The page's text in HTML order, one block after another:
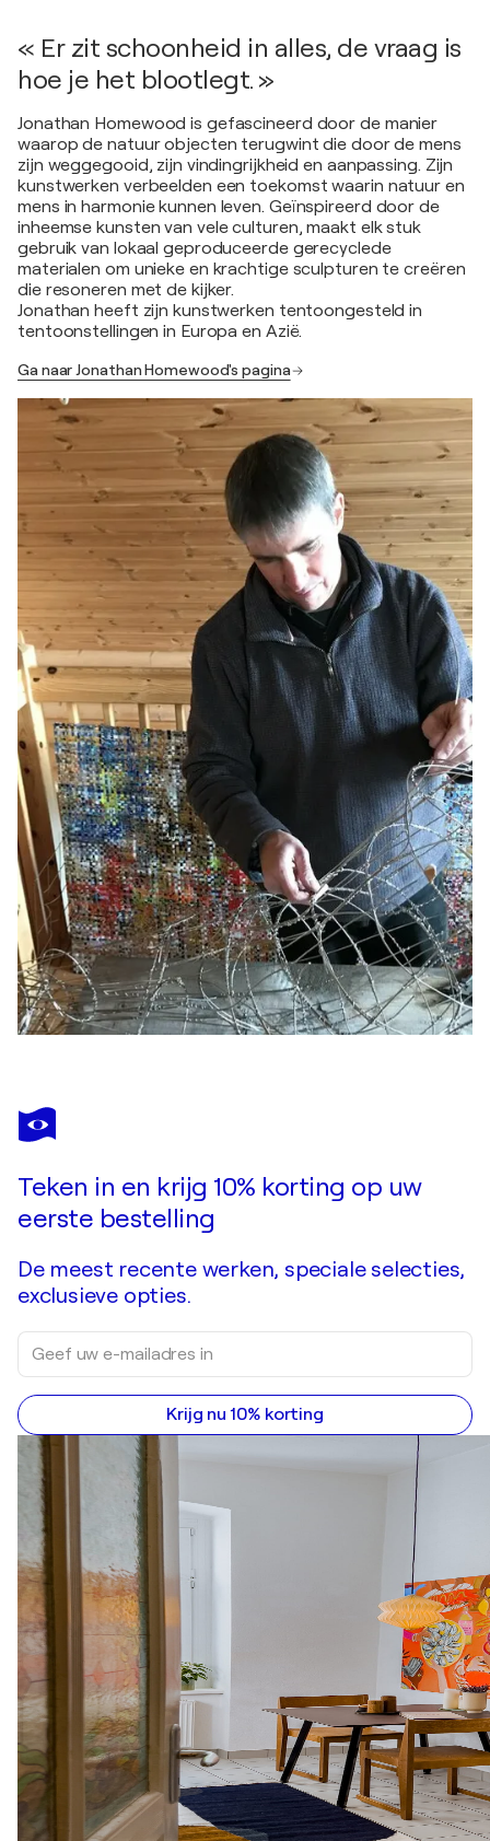
« Er zit schoonheid in alles, de vraag is
hoe je het blootlegt. »
Jonathan Homewood is gefascineerd door de manier
waarop de natuur objecten terugwint die door de mens
zijn weggegooid, zijn vindingrijkheid en aanpassing. Zijn
kunstwerken verbeelden een toekomst waarin natuur en
mens in harmonie kunnen leven. Geïnspireerd door de
inheemse kunsten van vele culturen, maakt elk stuk
gebruik van lokaal geproduceerde gerecyclede
materialen om unieke en krachtige sculpturen te creëren
die resoneren met de kijker.
Jonathan heeft zijn kunstwerken tentoongesteld in
tentoonstellingen in Europa en Azië.
Ga naar Jonathan Homewood's pagina
Teken in en krijg 10% korting op uw
eerste bestelling
De meest recente werken, speciale selecties,
exclusieve opties.
Krijg nu 10% korting